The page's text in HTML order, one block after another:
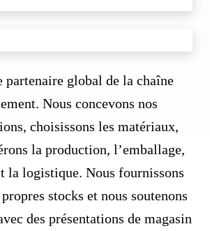
partenaire global de la chaîne
Nous concevons nos
choisissons les matériaux,
la production, l’emballage,
la logistique. Nous fournissons
stocks et nous soutenons
des présentations de magasin